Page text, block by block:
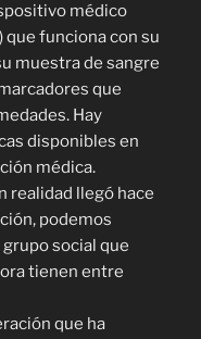
médico
que funciona con su
muestra de sangre
que
Hay
disponibles en
médica.
realidad llegó hace
podemos
social que
tienen entre
que ha